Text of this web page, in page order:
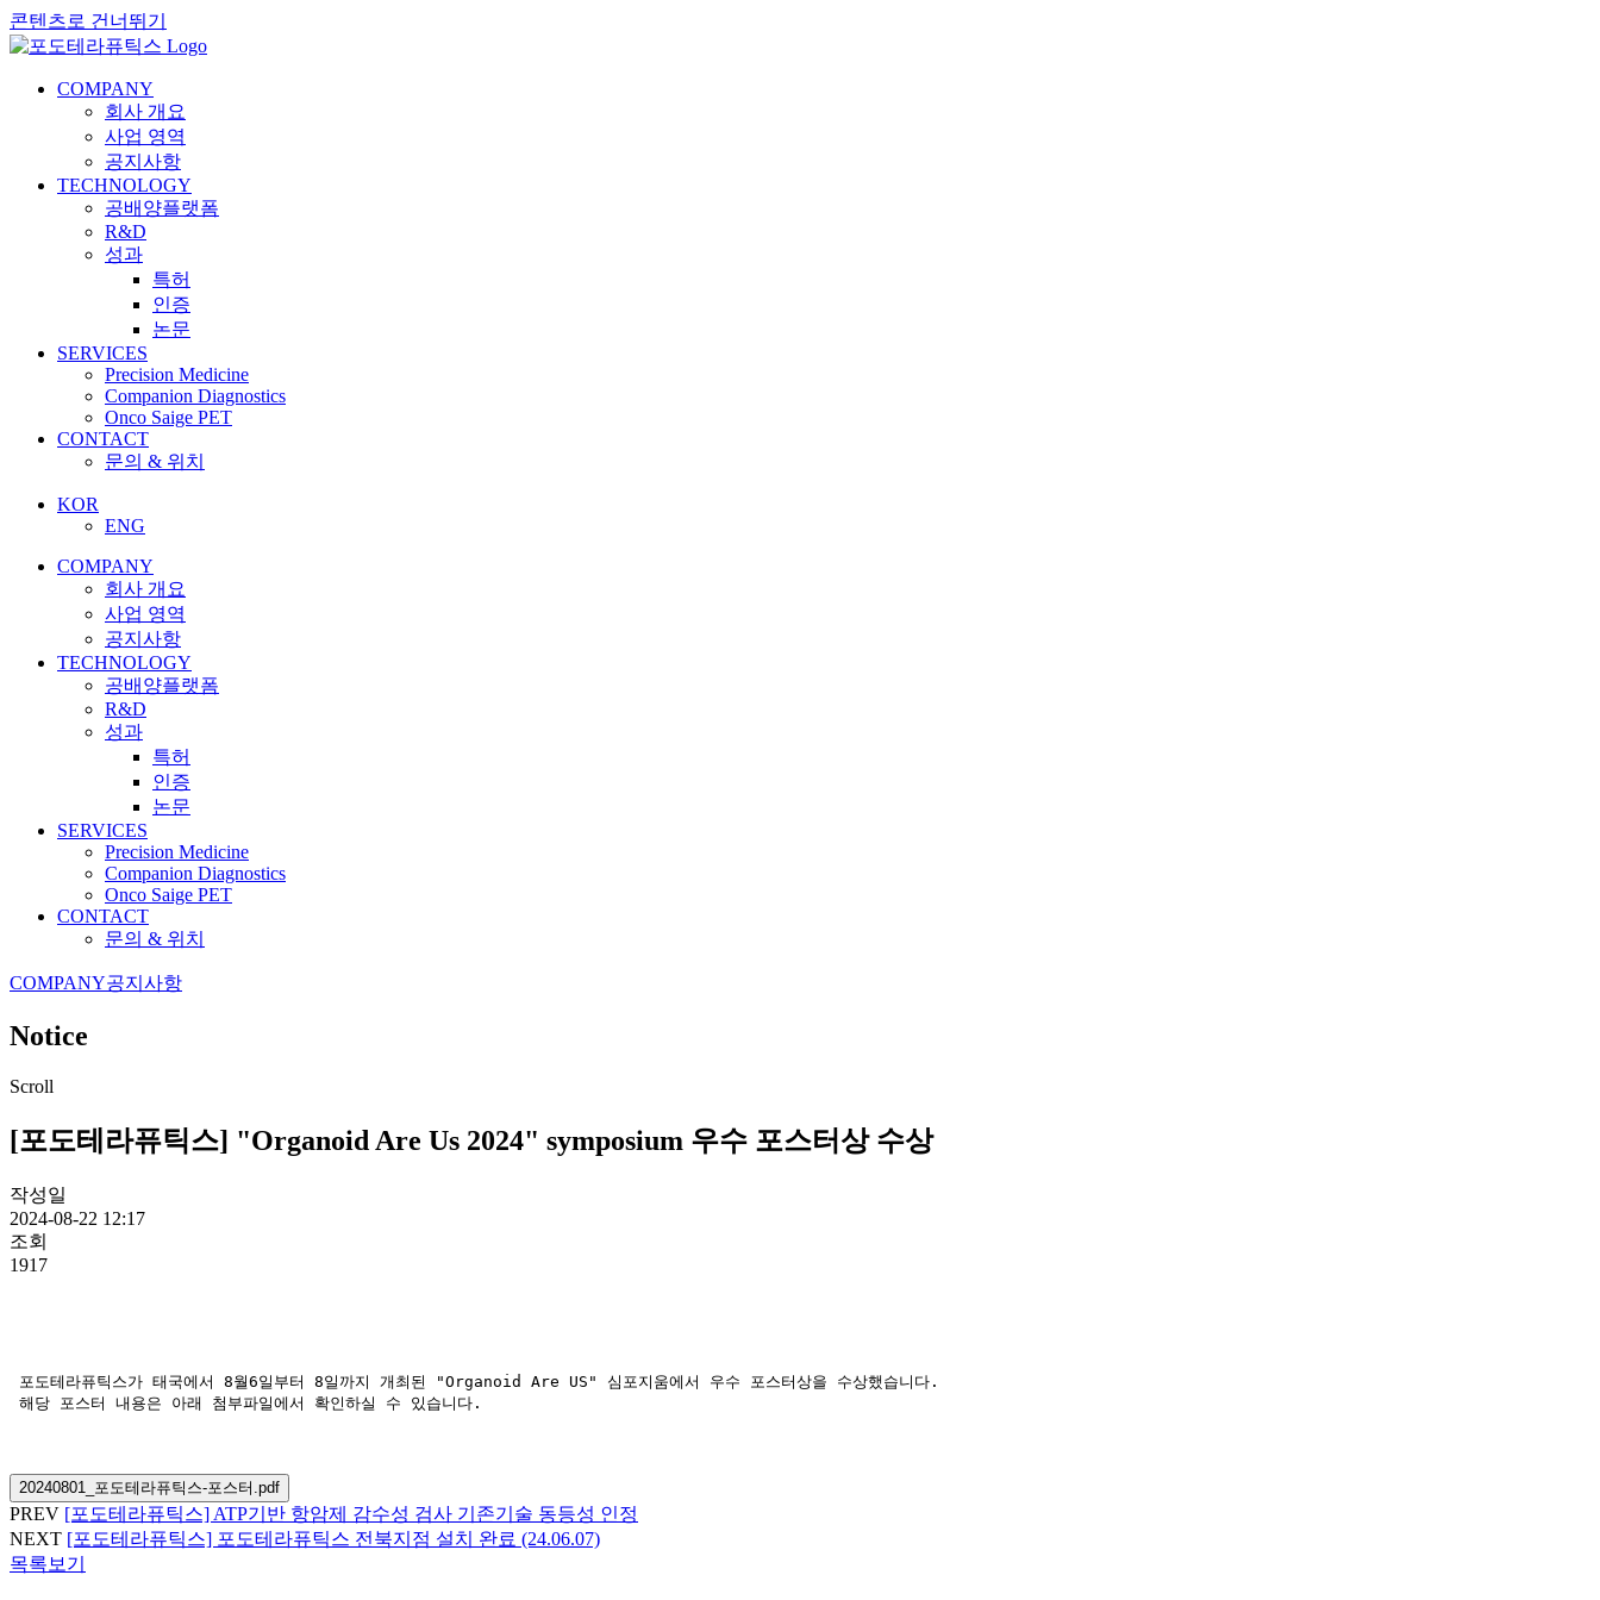
콘텐츠로 건너뛰기
COMPANY
회사 개요
사업 영역
공지사항
TECHNOLOGY
공배양플랫폼
R&D
성과
특허
인증
논문
SERVICES
Precision Medicine
Companion Diagnostics
Onco Saige PET
CONTACT
문의 & 위치
KOR
ENG
COMPANY
회사 개요
사업 영역
공지사항
TECHNOLOGY
공배양플랫폼
R&D
성과
특허
인증
논문
SERVICES
Precision Medicine
Companion Diagnostics
Onco Saige PET
CONTACT
문의 & 위치
COMPANY공지사항
Notice
Scroll
[포도테라퓨틱스] "Organoid Are Us 2024" symposium 우수 포스터상 수상
작성일
2024-08-22 12:17
조회
1917
포도테라퓨틱스가 태국에서 8월6일부터 8일까지 개최된 "Organoid Are US" 심포지움에서 우수 포스터상을 수상했습니다.
해당 포스터 내용은 아래 첨부파일에서 확인하실 수 있습니다.
20240801_포도테라퓨틱스-포스터.pdf
PREV [포도테라퓨틱스] ATP기반 항암제 감수성 검사 기존기술 동등성 인정
NEXT [포도테라퓨틱스] 포도테라퓨틱스 전북지점 설치 완료 (24.06.07)
목록보기